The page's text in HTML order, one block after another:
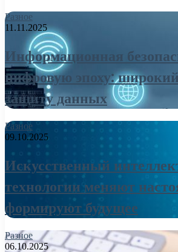
Разное
11.11.2025
Информационная
цифровую эпоху:
защиту данных
Разное
09.10.2025
Искусственный
технологии меняют
формируют будущее
Разное
06.10.2025